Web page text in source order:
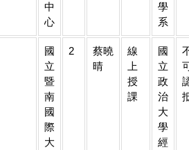
中
心
學
系
國
立
暨
南
國
際
大
2
蔡曉
晴
線
上
授
課
國
立
政
治
大
學
經